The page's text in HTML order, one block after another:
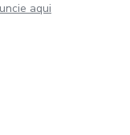
aqui